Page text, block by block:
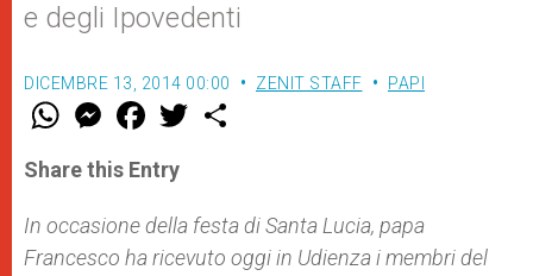
e degli Ipovedenti
DICEMBRE 13, 2014 00:00 ZENIT STAFF PAPI
W
t
s
p
p
M
e
s
e
g
e
r
F
a
e
b
o
k
w
r
Share this Entry
In occasione della festa di Santa Lucia, papa
Francesco ha ricevuto oggi in Udienza i membri del